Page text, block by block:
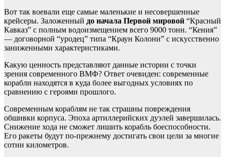
Вот так воевали еще самые маленькие и несовершенные
крейсеры. Заложенный до начала Первой мировой “Красный
Кавказ” с полным водоизмещением всего 9000 тонн. “Кения”
— договорной “уродец” типа “Краун Колони” с искусственно
заниженными характеристиками.
Какую ценность представляют данные истории с точки
зрения современного ВМФ? Ответ очевиден: современные
корабли находятся в куда более выгодных условиях по
сравнению с героями прошлого.
Современным кораблям не так страшны повреждения
обшивки корпуса. Эпоха артиллерийских дуэлей завершилась.
Снижение хода не сможет лишить корабль боеспособности.
Его ракеты будут по-прежнему достигать свои цели за многие
сотни километров.